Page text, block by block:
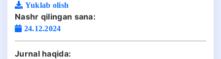
Yuklab olish
Nashr qilingan sana:
24.12.2024
Jurnal haqida: